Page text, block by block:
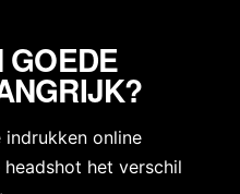
GOEDE
indrukken online
headshot het verschil